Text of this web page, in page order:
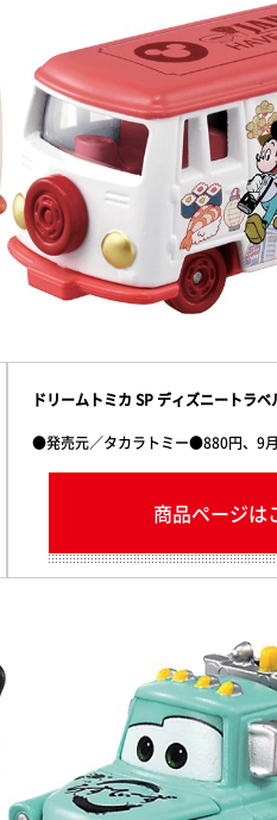
ドリームトミカ SP ディズニートラ
●発売元／タカラトミー●880円、9
商品ページは